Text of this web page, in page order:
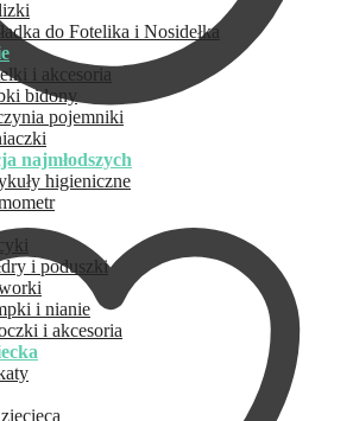
do Fotelika i Nosidełka
i akcesoria
bidony
pojemniki
najmłodszych
higieniczne
i poduszki
i nianie
i akcesoria